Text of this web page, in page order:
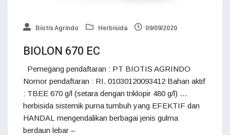
Biotis Agrindo Herbisida 09/09/2020
BIOLON 670 EC
Pemegang pendaftaran : PT BIOTIS AGRINDO
Nomor pendaftaran : RI. 01030120093412 Bahan aktif
: TBEE 670 g/l (setara dengan triklopir 480 g/l) …
herbisida sistemik purna tumbuh yang EFEKTIF dan
HANDAL mengendalikan berbagai jenis gulma
berdaun lebar –